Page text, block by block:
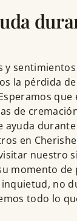
y
la pérdida
de
ayuda
en
nuestro
momento de
no
todo lo